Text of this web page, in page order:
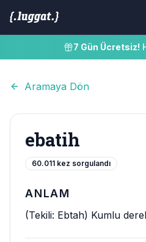
7 Gün Ücretsiz!
Aramaya Dön
ebatih
60.011 kez sorgulandı
ANLAM
(Tekili: Ebtah) Kumlu